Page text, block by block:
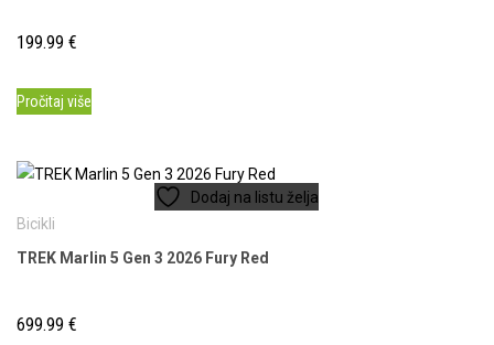
199.99 €
Pročitaj više
Dodaj na listu želja
Bicikli
TREK Marlin 5 Gen 3 2026 Fury Red
699.99 €